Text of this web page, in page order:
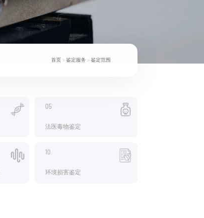
首页 > 鉴定服务 > 鉴定范围
05
法医毒物鉴定
10
环境损害鉴定